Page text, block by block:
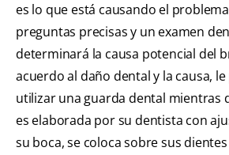
es lo que está causando el
preguntas precisas y un examen
determinará la causa potencial del
acuerdo al daño dental y la causa,
utilizar una guarda dental mientras
es elaborada por su dentista con
su boca, se coloca sobre sus